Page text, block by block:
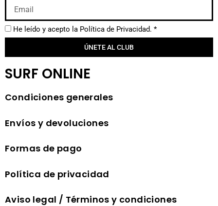
He leído y acepto la Política de Privacidad. *
ÚNETE AL CLUB
SURF ONLINE
Condiciones generales
Envíos y devoluciones
Formas de pago
Política de privacidad
Aviso legal / Términos y condiciones